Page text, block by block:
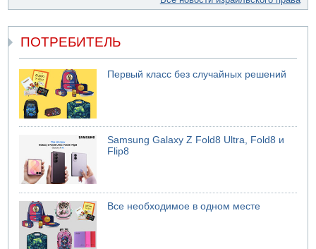
ПОТРЕБИТЕЛЬ
Первый класс без случайных решений
Samsung Galaxy Z Fold8 Ultra, Fold8 и
Flip8
Все необходимое в одном месте